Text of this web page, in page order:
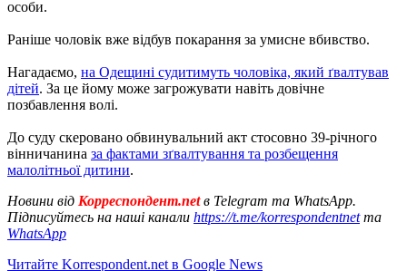
особи.
Раніше чоловік вже відбув покарання за умисне вбивство.
Нагадаємо, на Одещині судитимуть чоловіка, який ґвалтував
дітей. За це йому може загрожувати навіть довічне
позбавлення волі.
До суду скеровано обвинувальний акт стосовно 39-річного
вінничанина за фактами зґвалтування та розбещення
малолітньої дитини.
Новини від Корреспондент.netв Telegram та WhatsApp.
Підписуйтесь на наші канали https://t.me/korrespondentnetта
WhatsApp
Читайте Korrespondent.net в Google News